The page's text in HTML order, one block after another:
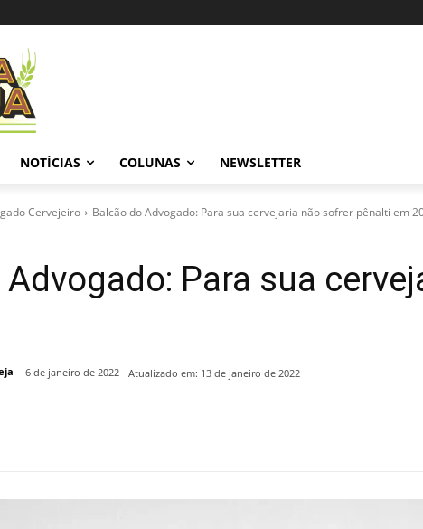
NOTÍCIAS COLUNAS NEWSLETTER
Cervejeiro Balcão do Advogado: Para sua cervejaria não sofrer pênalti em
Para sua
6 de janeiro de 2022 Atualizado em: 13 de janeiro de 2022